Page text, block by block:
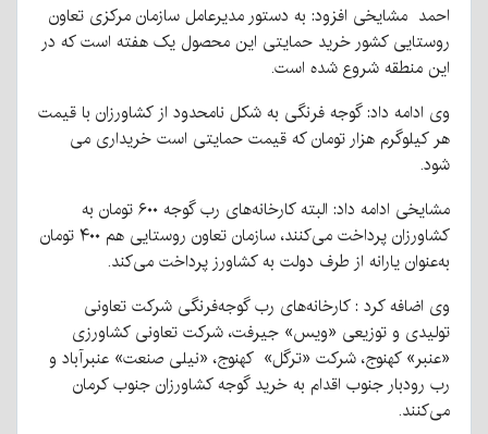
احمد مشایخی افزود: به دستور مدیرعامل سازمان مرکزی تعاون
روستایی کشور خرید حمایتی این محصول یک هفته است که در
این منطقه شروع شده است.
وی ادامه داد: گوجه فرنگی به شکل نامحدود از کشاورزان با قیمت
هر کیلوگرم هزار تومان که قیمت حمایتی است خریداری می
شود.
مشایخی ادامه داد: البته کارخانه‌های رب گوجه ۶۰۰ تومان به
کشاورزان پرداخت می‌کنند، سازمان تعاون روستایی هم ۴۰۰ تومان
به‌عنوان یارانه از طرف دولت به کشاورز پرداخت می‌کند.
وی اضافه کرد : کارخانه‌های رب گوجه‌فرنگی شرکت تعاونی
تولیدی و توزیعی «ویس» جیرفت، شرکت تعاونی کشاورزی
«عنبر» کهنوج، شرکت «ترگل» کهنوج، «نیلی صنعت» عنبرآباد و
رب رودبار جنوب اقدام به خرید گوجه کشاورزان جنوب کرمان
می‌کنند.